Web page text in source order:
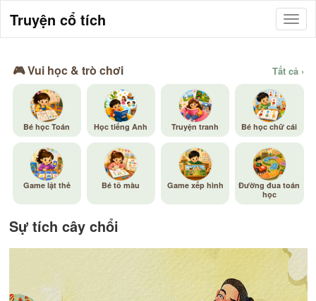
Truyện cổ tích
🎮 Vui học & trò chơi Tất cả ›
Bé học Toán Học tiếng Anh Truyện tranh Bé học chữ cái
Game lật thẻ Bé tô màu Game xếp hình
Đường đua toán
học
Sự tích cây chổi